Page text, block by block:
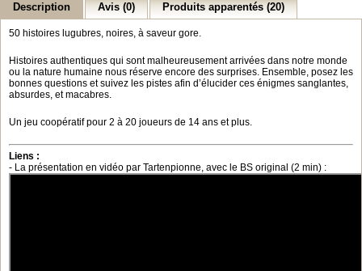
Description Avis (0) Produits apparentés (20)
50 histoires lugubres, noires, à saveur gore.
Histoires authentiques qui sont malheureusement arrivées dans notre monde
ou la nature humaine nous réserve encore des surprises. Ensemble, posez les
bonnes questions et suivez les pistes afin d’élucider ces énigmes san­glantes,
absurdes, et macabres.
Un jeu coopératif pour 2 à 20 joueurs de 14 ans et plus.
Liens :
- La présentation en vidéo par Tartenpionne, avec le BS original (2 min) :